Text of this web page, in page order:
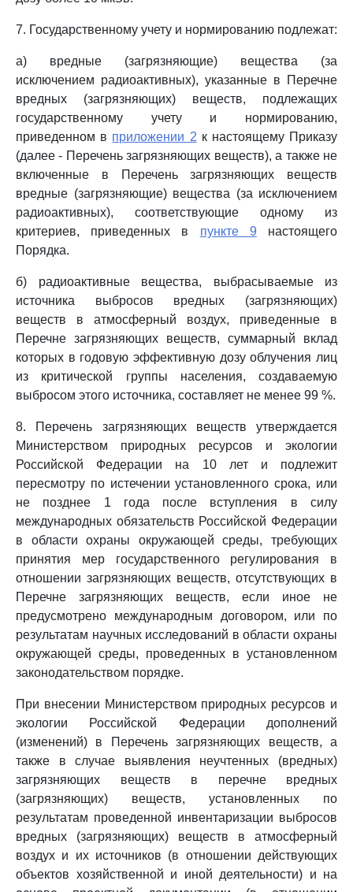
7. Государственному учету и нормированию подлежат:
а) вредные (загрязняющие) вещества (за
исключением радиоактивных), указанные в Перечне
вредных (загрязняющих) веществ, подлежащих
государственному учету и нормированию,
приведенном в приложении 2 к настоящему Приказу
(далее - Перечень загрязняющих веществ), а также не
включенные в Перечень загрязняющих веществ
вредные (загрязняющие) вещества (за исключением
радиоактивных), соответствующие одному из
критериев, приведенных в пункте 9 настоящего
Порядка.
б) радиоактивные вещества, выбрасываемые из
источника выбросов вредных (загрязняющих)
веществ в атмосферный воздух, приведенные в
Перечне загрязняющих веществ, суммарный вклад
которых в годовую эффективную дозу облучения лиц
из критической группы населения, создаваемую
выбросом этого источника, составляет не менее 99 %.
8. Перечень загрязняющих веществ утверждается
Министерством природных ресурсов и экологии
Российской Федерации на 10 лет и подлежит
пересмотру по истечении установленного срока, или
не позднее 1 года после вступления в силу
международных обязательств Российской Федерации
в области охраны окружающей среды, требующих
принятия мер государственного регулирования в
отношении загрязняющих веществ, отсутствующих в
Перечне загрязняющих веществ, если иное не
предусмотрено международным договором, или по
результатам научных исследований в области охраны
окружающей среды, проведенных в установленном
законодательством порядке.
При внесении Министерством природных ресурсов и
экологии Российской Федерации дополнений
(изменений) в Перечень загрязняющих веществ, а
также в случае выявления неучтенных (вредных)
загрязняющих веществ в перечне вредных
(загрязняющих) веществ, установленных по
результатам проведенной инвентаризации выбросов
вредных (загрязняющих) веществ в атмосферный
воздух и их источников (в отношении действующих
объектов хозяйственной и иной деятельности) и на